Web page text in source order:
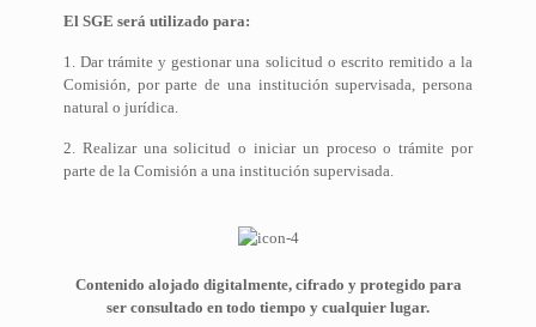
El SGE será utilizado para:
1. Dar trámite y gestionar una solicitud o escrito remitido a la
Comisión, por parte de una institución supervisada, persona
natural o jurídica.
2. Realizar una solicitud o iniciar un proceso o trámite por
parte de la Comisión a una institución supervisada.
Contenido alojado digitalmente, cifrado y protegido para
ser consultado en todo tiempo y cualquier lugar.